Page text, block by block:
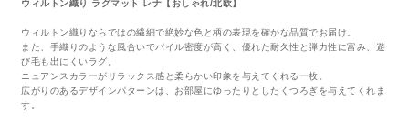
ウィルトン織り ラグマット レナ【おしゃれ/北欧】
ウィルトン織りならではの繊細で絶妙な色と柄の表現を確かな品質でお届け。
また、手織りのような風合いでパイル密度が高く、優れた耐久性と弾力性に富み、遊
び毛も出にくいラグ。
ニュアンスカラーがリラックス感と柔らかい印象を与えてくれる一枚。
広がりのあるデザインパターンは、お部屋にゆったりとしたくつろぎを与えてくれま
す。